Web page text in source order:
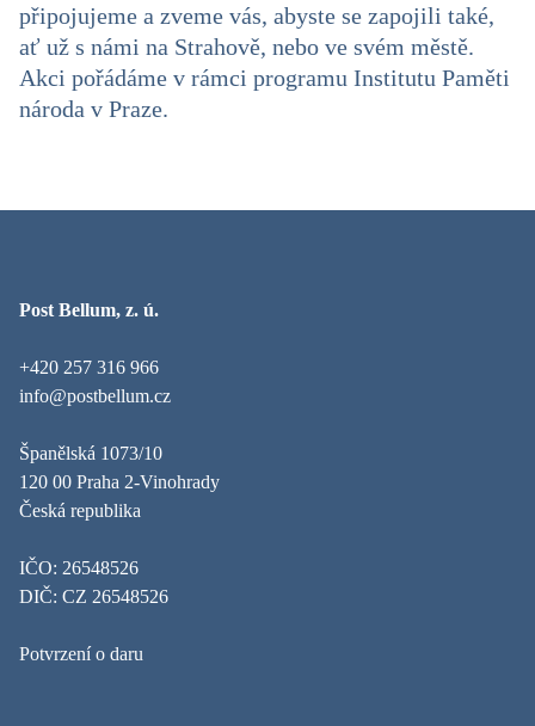
připojujeme a zveme vás, abyste se zapojili také,
ať už s námi na Strahově, nebo ve svém městě.
Akci pořádáme v rámci programu Institutu Paměti
národa v Praze.
Post Bellum, z. ú.
+420 257 316 966
info@postbellum.cz
Španělská 1073/10
120 00 Praha 2-Vinohrady
Česká republika
IČO: 26548526
DIČ: CZ 26548526
Potvrzení o daru